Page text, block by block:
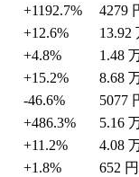
+1192.7% 4279
+12.6% 13.92
+4.8% 1.48
+15.2% 8.68
-46.6% 5077
+486.3% 5.16
+11.2% 4.08
+1.8% 652